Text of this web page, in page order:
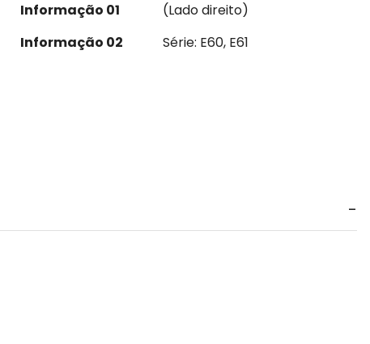
Informação 01
(Lado direito)
Informação 02
Série: E60, E61